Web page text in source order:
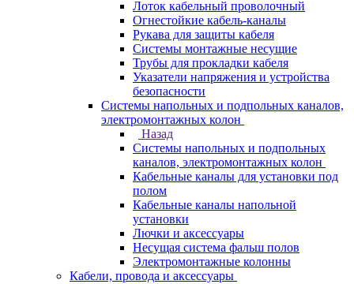
Лоток кабельный проволочный
Огнестойкие кабель-каналы
Рукава для защиты кабеля
Системы монтажные несущие
Трубы для прокладки кабеля
Указатели напряжения и устройства
безопасности
Системы напольных и подпольных каналов,
электромонтажных колон
Назад
Системы напольных и подпольных
каналов, электромонтажных колон
Кабельные каналы для установки под
полом
Кабельные каналы напольной
установки
Лючки и аксессуары
Несущая система фальш полов
Электромонтажные колонны
Кабели, провода и аксессуары